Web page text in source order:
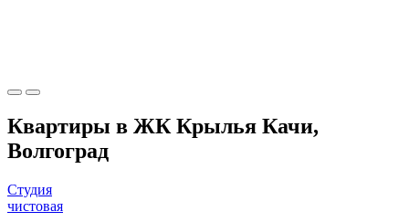
Квартиры в ЖК Крылья Качи,
Волгоград
Студия
чистовая